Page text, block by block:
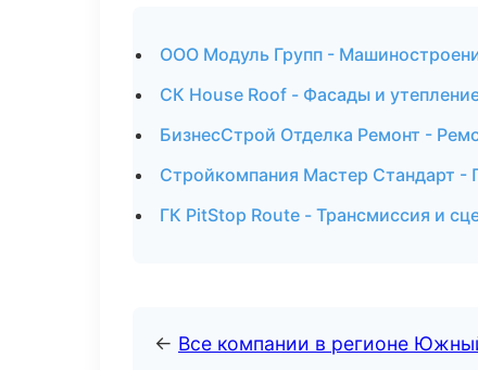
ООО Модуль Групп -
СК House Roof - Фасады и
БизнесСтрой Отделка Ремонт -
Стройкомпания Мастер Стандарт -
ГК PitStop Route - Трансмиссия и
← Все компании в регионе